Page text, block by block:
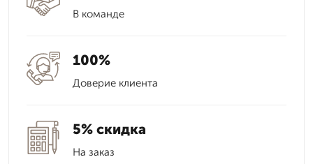
В команде
100%
Доверие клиента
5% скидка
На заказ